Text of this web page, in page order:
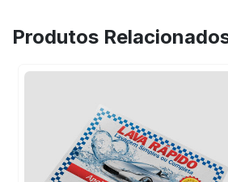
opções de personalização e
custo-benefício.
Produtos